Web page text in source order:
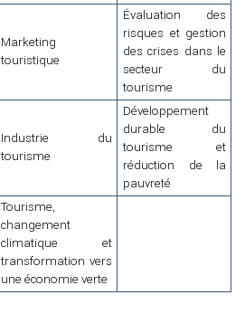
Marketing
touristique
Évaluation des
risques et gestion
des crises dans le
secteur du
tourisme
Industrie du
tourisme
Développement
durable du
tourisme et
réduction de la
pauvreté
Tourisme,
changement
climatique et
transformation vers
une économie verte